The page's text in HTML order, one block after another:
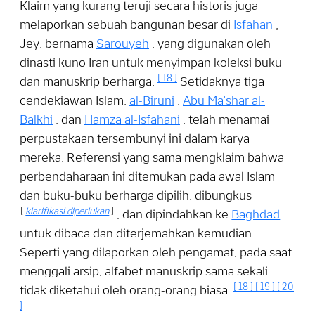
Klaim yang kurang teruji secara historis juga
melaporkan sebuah bangunan besar di Isfahan ,
Jey, bernama Sarouyeh , yang digunakan oleh
dinasti kuno Iran untuk menyimpan koleksi buku
dan manuskrip berharga.
18
Setidaknya tiga
cendekiawan Islam, al-Biruni , Abu Ma'shar al-
Balkhi , dan Hamza al-Isfahani , telah menamai
perpustakaan tersembunyi ini dalam karya
mereka. Referensi yang sama mengklaim bahwa
perbendaharaan ini ditemukan pada awal Islam
dan buku-buku berharga dipilih, dibungkus
klarifikasi diperlukan] , dan dipindahkan ke Baghdad
untuk dibaca dan diterjemahkan kemudian.
Seperti yang dilaporkan oleh pengamat, pada saat
menggali arsip, alfabet manuskrip sama sekali
tidak diketahui oleh orang-orang biasa.
18 19 20